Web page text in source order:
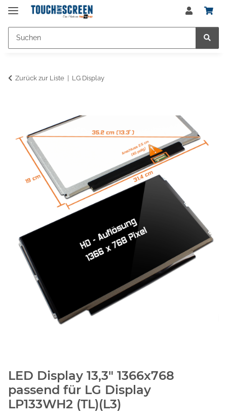
Zurück zur Liste LG Display
LED Display 13,3" 1366x768
passend für LG Display
LP133WH2 (TL)(L3)